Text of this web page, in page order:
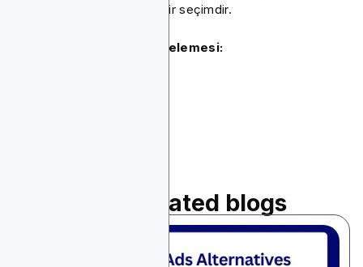
Ads Bitmedia'dan daha iyi bir seçimdir.
Daha fazla reklam ağı incelemesi:
Read related blogs